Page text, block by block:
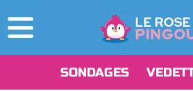
SONDAGES